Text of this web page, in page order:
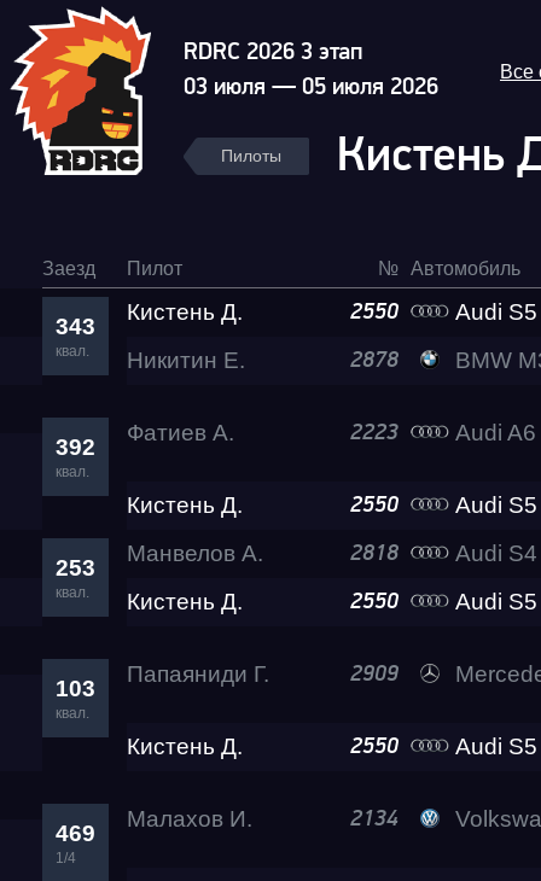
RDRC 2026 3 этап
03 июля — 05 июля 2026
Все
Пилоты Кистень
Заезд Пилот № Автомобиль
343
квал.
Кистень Д. 2550
Audi
Никитин Е.
2878 BMW
392
квал.
Фатиев А. 2223 Audi A6
Кистень Д. 2550 Audi
253
квал.
Манвелов А. 2818
Audi S4 Eva
Кистень Д.
2550 Audi
103
квал.
Папаяниди Г. 2909 Mercedes-Benz
Кистень Д. 2550 Audi
469
1/4
Малахов И. 2134 Volkswagen